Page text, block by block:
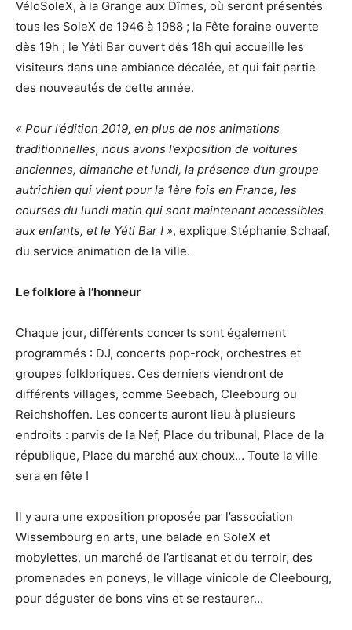
VéloSoleX, à la Grange aux Dîmes, où seront présentés
tous les SoleX de 1946 à 1988 ; la Fête foraine ouverte
dès 19h ; le Yéti Bar ouvert dès 18h qui accueille les
visiteurs dans une ambiance décalée, et qui fait partie
des nouveautés de cette année.
« Pour l’édition 2019, en plus de nos animations
traditionnelles, nous avons l’exposition de voitures
anciennes, dimanche et lundi, la présence d’un groupe
autrichien qui vient pour la 1ère fois en France, les
courses du lundi matin qui sont maintenant accessibles
aux enfants, et le Yéti Bar ! », explique Stéphanie Schaaf,
du service animation de la ville.
Le folklore à l’honneur
Chaque jour, différents concerts sont également
programmés : DJ, concerts pop-rock, orchestres et
groupes folkloriques. Ces derniers viendront de
différents villages, comme Seebach, Cleebourg ou
Reichshoffen. Les concerts auront lieu à plusieurs
endroits : parvis de la Nef, Place du tribunal, Place de la
république, Place du marché aux choux… Toute la ville
sera en fête !
Il y aura une exposition proposée par l’association
Wissembourg en arts, une balade en SoleX et
mobylettes, un marché de l’artisanat et du terroir, des
promenades en poneys, le village vinicole de Cleebourg,
pour déguster de bons vins et se restaurer…